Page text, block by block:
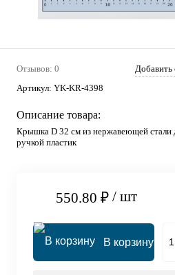
Отзывов: 0
Добавить
Артикул: YK-KR-4398
Описание товара:
Крышка D 32 см из нержавеющей стали
ручкой пластик
550.80 ₽ / шт
В корзину